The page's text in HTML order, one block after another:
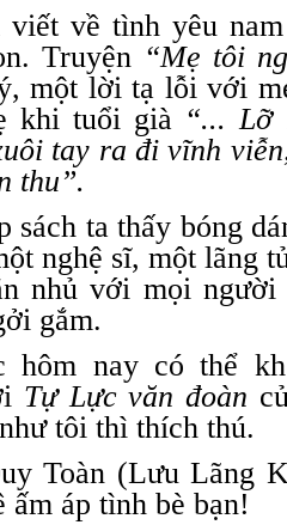
viết về tình yêu
Truyện “Mẹ tôi
một lời tạ lỗi với
khi tuổi già “... Lỡ
tay ra đi vĩnh
thu”.
sách ta thấy bóng
nghệ sĩ, một lãng
nhủ với mọi người
gắm.
hôm nay có thể
Tự Lực văn đoàn
tôi thì thích thú.
Toàn (Lưu Lãng
ấm áp tình bè bạn!